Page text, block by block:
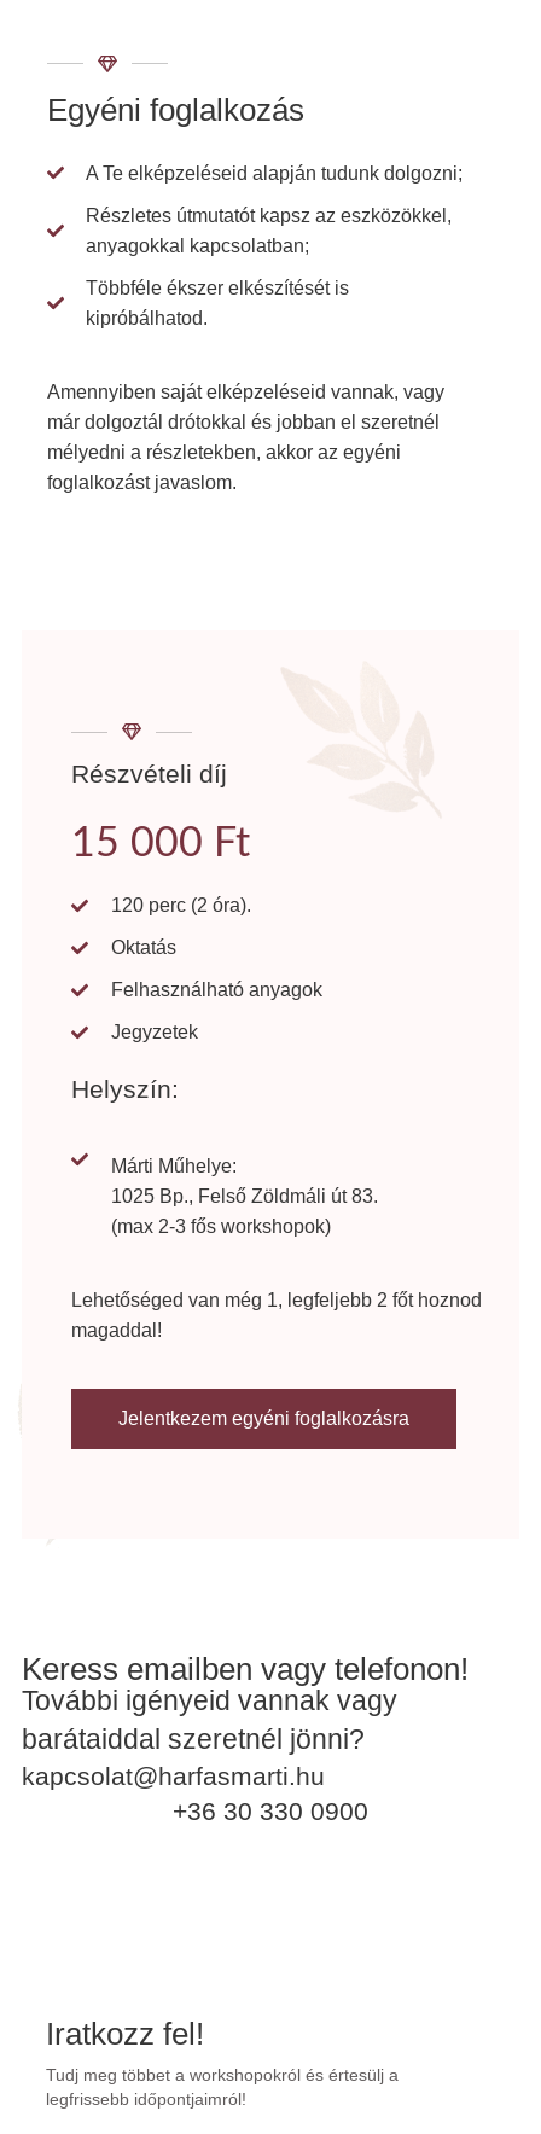
Egyéni foglalkozás
A Te elképzeléseid alapján tudunk dolgozni;
Részletes útmutatót kapsz az eszközökkel,
anyagokkal kapcsolatban;
Többféle ékszer elkészítését is
kipróbálhatod.
Amennyiben saját elképzeléseid vannak, vagy
már dolgoztál drótokkal és jobban el szeretnél
mélyedni a részletekben, akkor az egyéni
foglalkozást javaslom.
Részvételi díj
15 000 Ft
120 perc (2 óra).
Oktatás
Felhasználható anyagok
Jegyzetek
Helyszín:
Márti Műhelye:
1025 Bp., Felső Zöldmáli út 83.
(max 2-3 fős workshopok)
Lehetőséged van még 1, legfeljebb 2 főt hoznod
magaddal!
Jelentkezem egyéni foglalkozásra
Keress emailben vagy telefonon!
További igényeid vannak vagy
barátaiddal szeretnél jönni?
kapcsolat@harfasmarti.hu
+36 30 330 0900
Iratkozz fel!
Tudj meg többet a workshopokról és értesülj a
legfrissebb időpontjaimról!